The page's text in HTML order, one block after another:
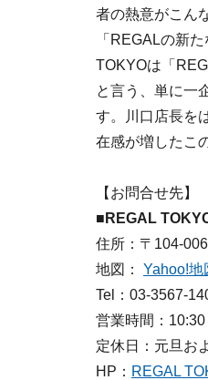
者の熱意がこん
「REGALの新
TOKYOは「
と言う、単に一
す。川口店長を
在感が増したこ
【お問合せ先】
■REGAL
住所：〒104-
地図： Yahoo!地
Tel：03-3567-
営業時間：
定休日：元旦お
HP： REGAL